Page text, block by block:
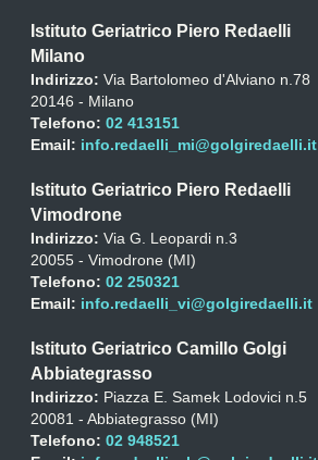
Istituto Geriatrico Piero Redaelli
Milano
Indirizzo: Via Bartolomeo d'Alviano n.78
20146 - Milano
Telefono: 02 413151
Email: info.redaelli_mi@golgiredaelli.it
Istituto Geriatrico Piero Redaelli
Vimodrone
Indirizzo: Via G. Leopardi n.3
20055 - Vimodrone (MI)
Telefono: 02 250321
Email: info.redaelli_vi@golgiredaelli.it
Istituto Geriatrico Camillo Golgi
Abbiategrasso
Indirizzo: Piazza E. Samek Lodovici n.5
20081 - Abbiategrasso (MI)
Telefono: 02 948521